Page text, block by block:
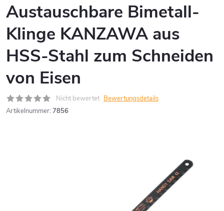
Austauschbare Bimetall-
Klinge KANZAWA aus
HSS-Stahl zum Schneiden
von Eisen
Nicht bewertet Bewertungsdetails
Artikelnummer: 7856